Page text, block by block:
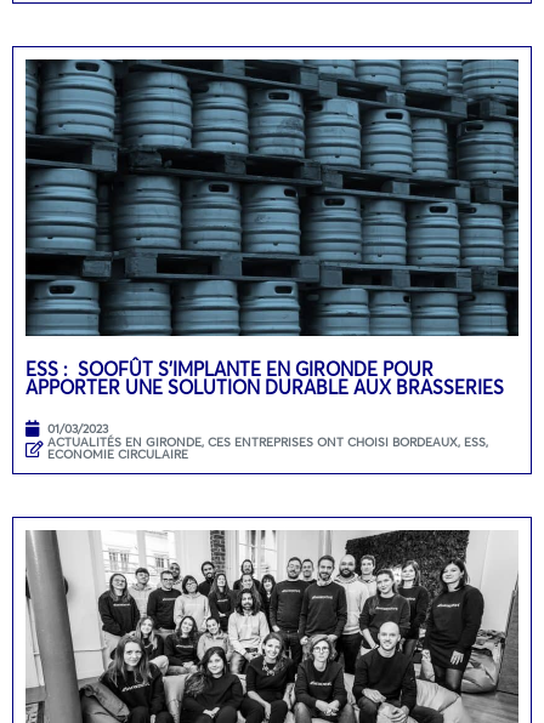
ESS : SOOFÛT S’IMPLANTE EN GIRONDE POUR
APPORTER UNE SOLUTION DURABLE AUX BRASSERIES
01/03/2023
ACTUALITÉS EN GIRONDE, CES ENTREPRISES ONT CHOISI BORDEAUX, ESS,
ECONOMIE CIRCULAIRE